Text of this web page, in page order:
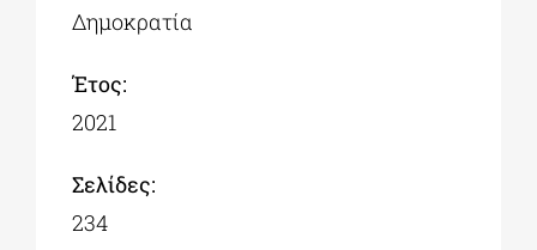
Δημοκρατία
Έτος:
2021
Σελίδες:
234